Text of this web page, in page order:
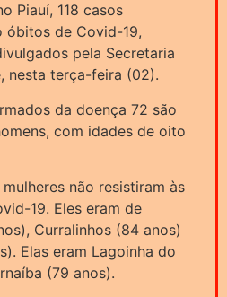
Piauí, 118 casos
óbitos de Covid-19,
pela Secretaria
nesta terça-feira (02).
da doença 72 são
com idades de oito
não resistiram às
19. Eles eram de
Curralinhos (84 anos)
Elas eram Lagoinha do
(79 anos).